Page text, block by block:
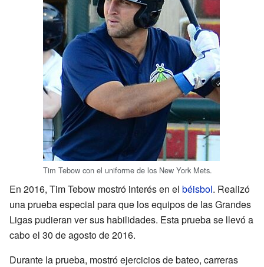
Tim Tebow con el uniforme de los New York Mets.
En 2016, Tim Tebow mostró interés en el béisbol. Realizó
una prueba especial para que los equipos de las Grandes
Ligas pudieran ver sus habilidades. Esta prueba se llevó a
cabo el 30 de agosto de 2016.
Durante la prueba, mostró ejercicios de bateo, carreras